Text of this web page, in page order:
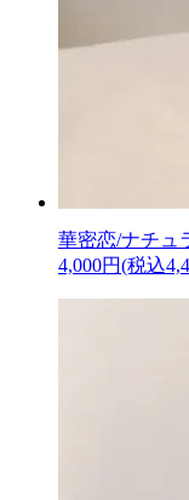
華密恋/ナチュ
4,000円(税込